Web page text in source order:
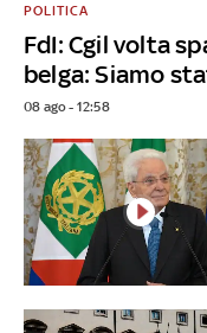
FdI: Cgil volta
belga: Siamo
POLITICA
08 ago - 12:58